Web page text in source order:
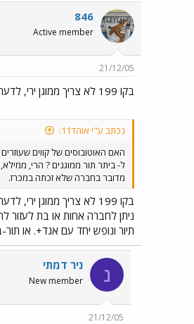
846
Active member
21/12/05
בקו 199 לא צריך ממוגן ירי, לדעתי
נכתב ע"י אוהד11:
האם האוטובוסים של קווים שעוזרים
ל- ביתר תור ממוגנים ? הרי,
מדובר בחברה שלא זכתה במכרז.
בקו 199 לא צריך ממוגן ירי, לדעתי
ניתן לחברה אחות או בת
תיור ונופש יחד עם אגד+. או תור-
נ ניר דמתי
New member
21/12/05